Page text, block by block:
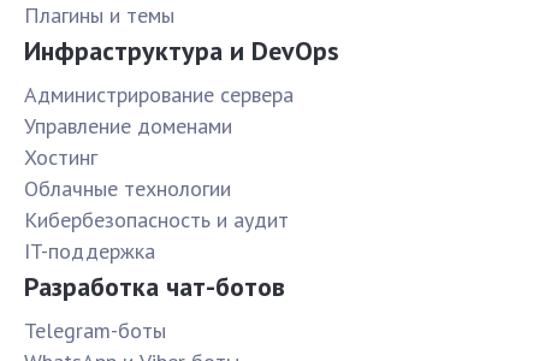
Плагины и темы
Инфраструктура и DevOps
Администрирование сервера
Управление доменами
Хостинг
Облачные технологии
Кибербезопасность и аудит
IT-поддержка
Разработка чат-ботов
Telegram-боты